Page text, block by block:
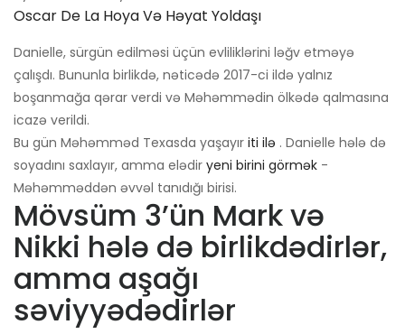
Oscar De La Hoya Və Həyat Yoldaşı
Danielle, sürgün edilməsi üçün evliliklərini ləğv etməyə
çalışdı. Bununla birlikdə, nəticədə 2017-ci ildə yalnız
boşanmağa qərar verdi və Məhəmmədin ölkədə qalmasına
icazə verildi.
Bu gün Məhəmməd Texasda yaşayır iti ilə . Danielle hələ də
soyadını saxlayır, amma elədir yeni birini görmək -
Məhəmməddən əvvəl tanıdığı birisi.
Mövsüm 3’ün Mark və
Nikki hələ də birlikdədirlər,
amma aşağı
səviyyədədirlər